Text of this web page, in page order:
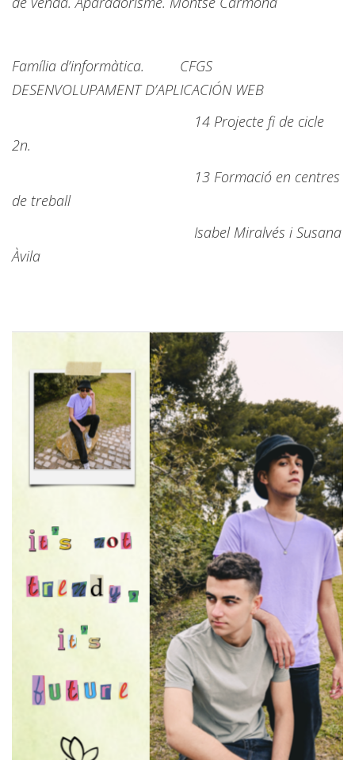
Família d’informàtica. CFGS
DESENVOLUPAMENT D’APLICACIÓN WEB
14 Projecte fi de cicle
2n.
13 Formació en centres
de treball
Isabel Miralvés i Susana
Àvila